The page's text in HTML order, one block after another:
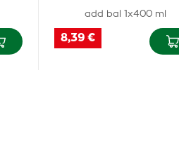
add bal 1x400 ml
8,39 €